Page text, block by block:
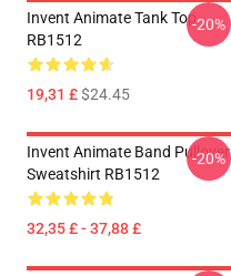
Invent Animate Tank Top
RB1512
19,31 £$24.45
-20%
Invent Animate Band Pullover
Sweatshirt RB1512
32,35 £ - 37,88 £
-20%